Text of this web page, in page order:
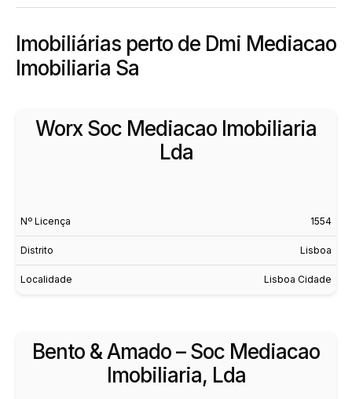
Imobiliárias perto de Dmi Mediacao
Imobiliaria Sa
Worx Soc Mediacao Imobiliaria
Lda
Nº Licença 1554
Distrito Lisboa
Localidade Lisboa Cidade
Bento & Amado – Soc Mediacao
Imobiliaria, Lda